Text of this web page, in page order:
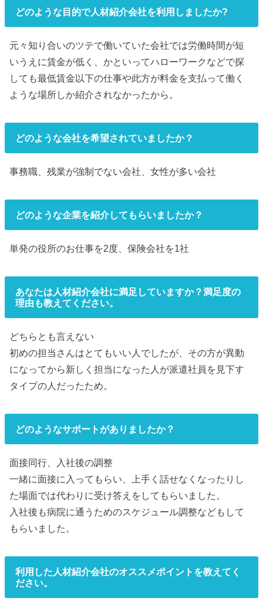
どのような目的で人材紹介会社を利用しましたか?
元々知り合いのツテで働いていた会社では労働時間が短
いうえに賃金が低く、かといってハローワークなどで探
しても最低賃金以下の仕事や此方が料金を支払って働く
ような場所しか紹介されなかったから。
どのような会社を希望されていましたか？
事務職、残業が強制でない会社、女性が多い会社
どのような企業を紹介してもらいましたか？
単発の役所のお仕事を2度、保険会社を1社
あなたは人材紹介会社に満足していますか？満足度の
理由も教えてください。
どちらとも言えない
初めの担当さんはとてもいい人でしたが、その方が異動
になってから新しく担当になった人が派遣社員を見下す
タイプの人だったため。
どのようなサポートがありましたか？
面接同行、入社後の調整
一緒に面接に入ってもらい、上手く話せなくなったりし
た場面では代わりに受け答えをしてもらいました。
入社後も病院に通うためのスケジュール調整などもして
もらいました。
利用した人材紹介会社のオススメポイントを教えてく
ださい。